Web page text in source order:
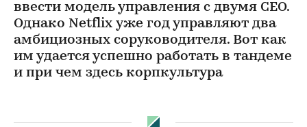
ввести модель управления с двумя CEO.
Однако Netflix уже год управляют два
амбициозных соруководителя. Вот как
им удается успешно работать в тандеме
и при чем здесь корпкультура